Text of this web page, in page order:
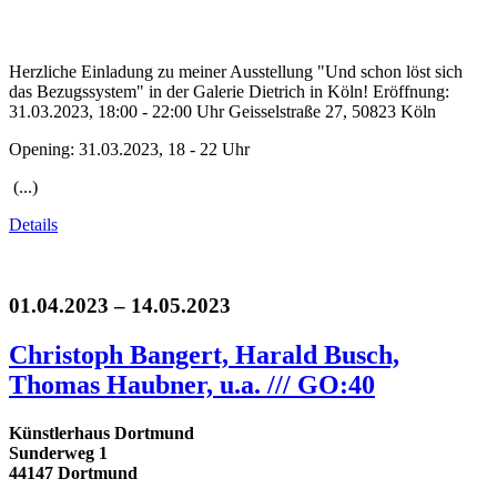
Herzliche Einladung zu meiner Ausstellung "Und schon löst sich
das Bezugssystem" in der Galerie Dietrich in Köln! Eröffnung:
31.03.2023, 18:00 - 22:00 Uhr Geisselstraße 27, 50823 Köln
Opening: 31.03.2023, 18 - 22 Uhr
(...)
Details
01.04.2023 – 14.05.2023
Christoph Bangert, Harald Busch,
Thomas Haubner, u.a. /// GO:40
Künstlerhaus Dortmund
Sunderweg 1
44147 Dortmund